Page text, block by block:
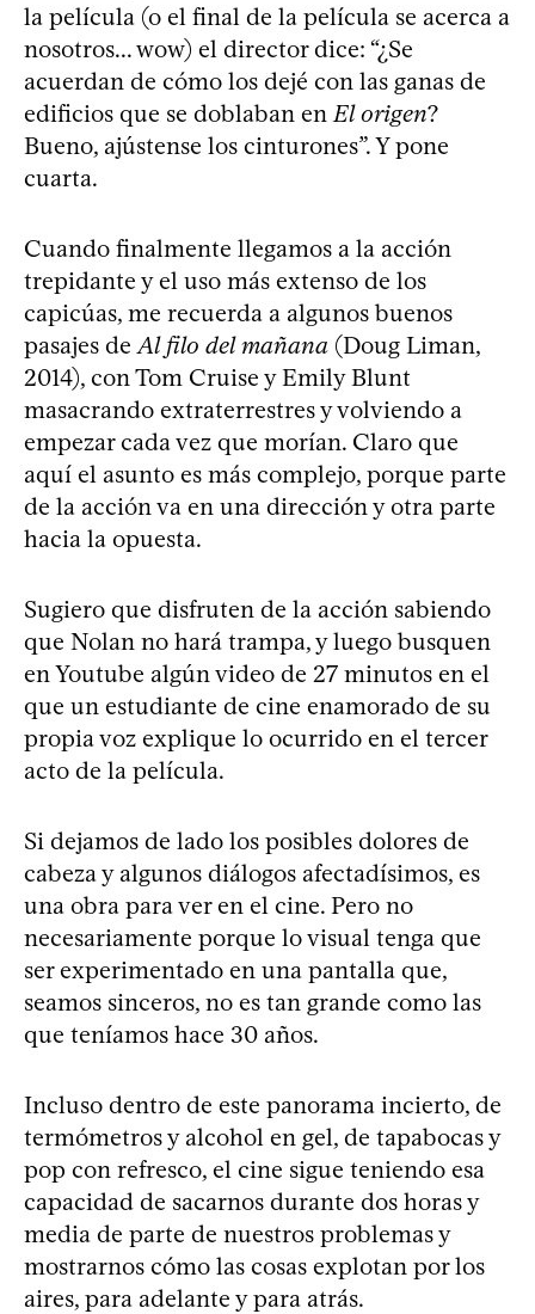
la película (o el final de la película se acerca a
nosotros... wow) el director dice: “¿Se
acuerdan de cómo los dejé con las ganas de
edificios que se doblaban en El origen?
Bueno, ajústense los cinturones”. Y pone
cuarta.
Cuando finalmente llegamos a la acción
trepidante y el uso más extenso de los
capicúas, me recuerda a algunos buenos
pasajes de Al filo del mañana (Doug Liman,
2014), con Tom Cruise y Emily Blunt
masacrando extraterrestres y volviendo a
empezar cada vez que morían. Claro que
aquí el asunto es más complejo, porque parte
de la acción va en una dirección y otra parte
hacia la opuesta.
Sugiero que disfruten de la acción sabiendo
que Nolan no hará trampa, y luego busquen
en Youtube algún video de 27 minutos en el
que un estudiante de cine enamorado de su
propia voz explique lo ocurrido en el tercer
acto de la película.
Si dejamos de lado los posibles dolores de
cabeza y algunos diálogos afectadísimos, es
una obra para ver en el cine. Pero no
necesariamente porque lo visual tenga que
ser experimentado en una pantalla que,
seamos sinceros, no es tan grande como las
que teníamos hace 30 años.
Incluso dentro de este panorama incierto, de
termómetros y alcohol en gel, de tapabocas y
pop con refresco, el cine sigue teniendo esa
capacidad de sacarnos durante dos horas y
media de parte de nuestros problemas y
mostrarnos cómo las cosas explotan por los
aires, para adelante y para atrás.